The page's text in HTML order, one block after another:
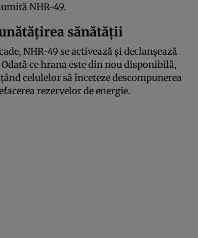
NHR-49.
sănătății
NHR-49 se activează și declanșează
ce hrana este din nou disponibilă,
celulelor să înceteze descompunerea
rezervelor de energie.